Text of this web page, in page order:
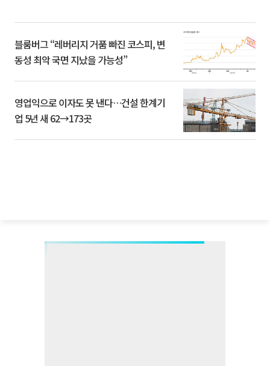
블룸버그 “레버리지 거품 빠진 코스피, 변
동성 최악 국면 지났을 가능성”
영업익으로 이자도 못 낸다…건설 한계기
업 5년 새 62→173곳